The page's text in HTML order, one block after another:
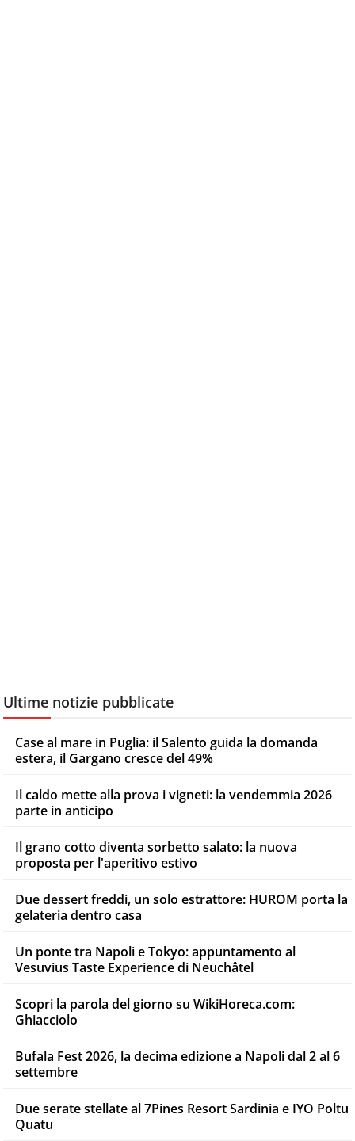
Ultime notizie pubblicate
Case al mare in Puglia: il Salento guida la domanda
estera, il Gargano cresce del 49%
Il caldo mette alla prova i vigneti: la vendemmia 2026
parte in anticipo
Il grano cotto diventa sorbetto salato: la nuova
proposta per l'aperitivo estivo
Due dessert freddi, un solo estrattore: HUROM porta la
gelateria dentro casa
Un ponte tra Napoli e Tokyo: appuntamento al
Vesuvius Taste Experience di Neuchâtel
Scopri la parola del giorno su WikiHoreca.com:
Ghiacciolo
Bufala Fest 2026, la decima edizione a Napoli dal 2 al 6
settembre
Due serate stellate al 7Pines Resort Sardinia e IYO Poltu
Quatu